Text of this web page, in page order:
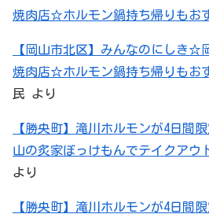
焼肉店☆ホルモン鍋持ち帰りもお
【岡山市北区】みんなのにしき
焼肉店☆ホルモン鍋持ち帰りもお
民 より
【勝央町】滝川ホルモンが4日間
山の炙家ぼっけもんでテイクアウ
より
【勝央町】滝川ホルモンが4日間